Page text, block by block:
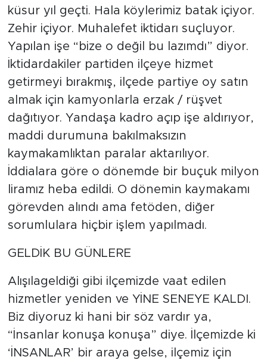
küsur yıl geçti. Hala köylerimiz batak içiyor.
Zehir içiyor. Muhalefet iktidarı suçluyor.
Yapılan işe “bize o değil bu lazımdı” diyor.
İktidardakiler partiden ilçeye hizmet
getirmeyi bırakmış, ilçede partiye oy satın
almak için kamyonlarla erzak / rüşvet
dağıtıyor. Yandaşa kadro açıp işe aldırıyor,
maddi durumuna bakılmaksızın
kaymakamlıktan paralar aktarılıyor.
İddialara göre o dönemde bir buçuk milyon
liramız heba edildi. O dönemin kaymakamı
görevden alındı ama fetöden, diğer
sorumlulara hiçbir işlem yapılmadı.
GELDİK BU GÜNLERE
Alışılageldiği gibi ilçemizde vaat edilen
hizmetler yeniden ve YİNE SENEYE KALDI.
Biz diyoruz ki hani bir söz vardır ya,
“İnsanlar konuşa konuşa” diye. İlçemizde ki
‘İNSANLAR’ bir araya gelse, ilçemiz için